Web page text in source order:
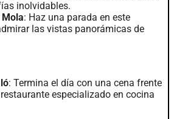
inolvidables.
: Haz una parada en este
las vistas panorámicas de
: Termina el día con una cena frente
especializado en cocina